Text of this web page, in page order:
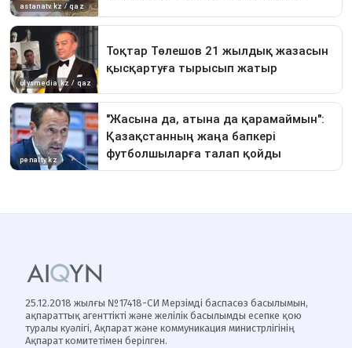
25.12.2018 жылғы №17418-СИ Мерзімді баспасөз басылымын,
ақпараттық агенттікті және желілік басылымды есепке қою
туралы куәлігі, Ақпарат және коммуникация министрлігінің
Ақпарат комитетімен берілген.